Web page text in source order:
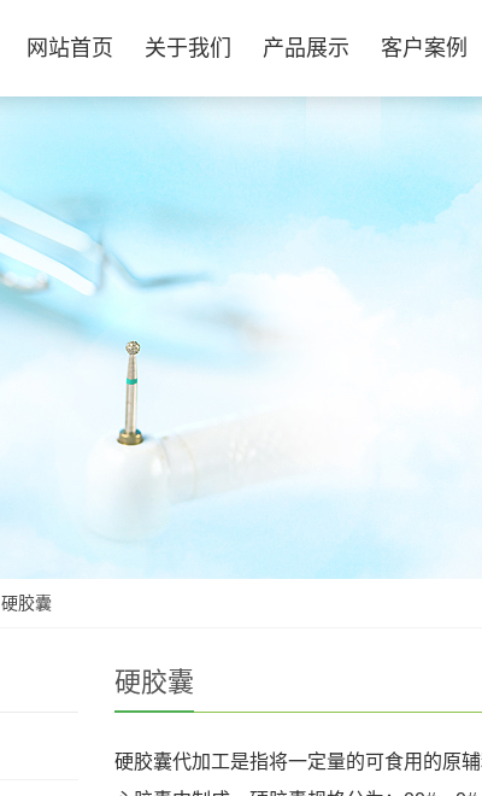
网站首页 关于我们 产品展示 客户案例
硬胶囊
硬胶囊
硬胶囊代加工是指将一定量的可食用的原